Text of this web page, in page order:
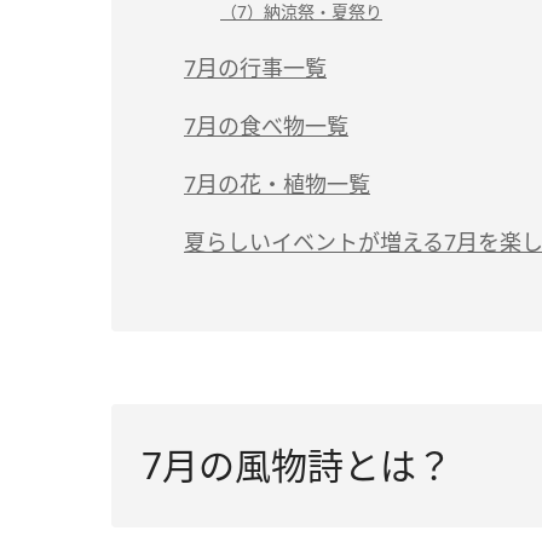
（7）納涼祭・夏祭り
7月の行事一覧
7月の食べ物一覧
7月の花・植物一覧
夏らしいイベントが増える7月を楽
7月の風物詩とは？